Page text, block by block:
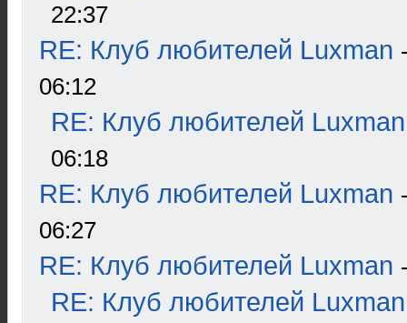
22:37
RE: Клуб любителей Luxman
06:12
RE: Клуб любителей Luxman
06:18
RE: Клуб любителей Luxman
06:27
RE: Клуб любителей Luxman
RE: Клуб любителей Luxman